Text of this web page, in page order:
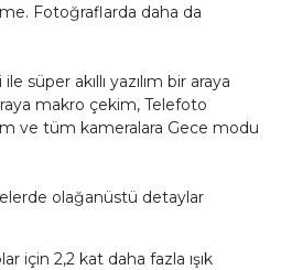
Fotoğraflarda daha da
süper akıllı yazılım bir araya
makro çekim, Telefoto
ve tüm kameralara Gece modu
olağanüstü detaylar
için 2,2 kat daha fazla ışık